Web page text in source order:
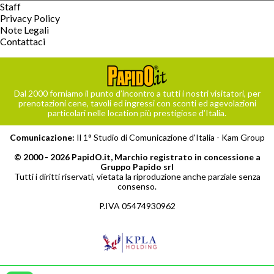
Staff
Privacy Policy
Note Legali
Contattaci
Dal 2000 forniamo il punto d’incontro a tutti i nostri visitatori, per
prenotazioni cene, tavoli ed ingressi con sconti ed agevolazioni
particolari nelle location più prestigiose d’Italia.
Comunicazione: Il 1° Studio di Comunicazione d'Italia - Kam Group
© 2000 - 2026 PapidO.it, Marchio registrato in concessione a
Gruppo Papido srl
Tutti i diritti riservati, vietata la riproduzione anche parziale senza
consenso.
P.IVA 05474930962